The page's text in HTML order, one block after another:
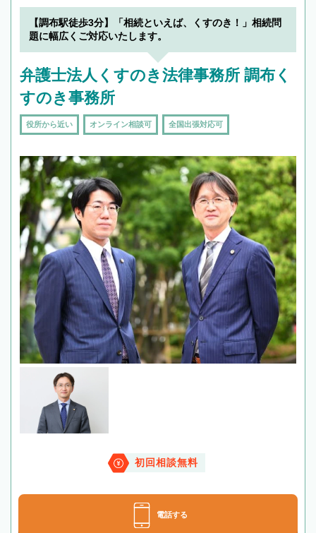
【調布駅徒歩3分】「相続といえば、くすのき！」相続問
題に幅広くご対応いたします。
弁護士法人くすのき法律事務所 調布く
すのき事務所
役所から近い オンライン相談可 全国出張対応可
初回相談無料
電話する